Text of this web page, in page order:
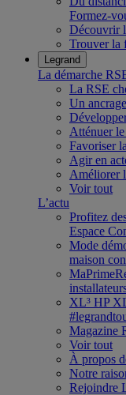
Formez-
Découvrir
Trouver la
Legrand
La démarche
La RSE
Un
Atténuer
Favoriser
Agir en
Améliorer
Voir tout
L’actu
Profitez
Espace
Mode
maison
XL³ HP
Magazine
Voir tout
À propos
Notre
Rejoindre